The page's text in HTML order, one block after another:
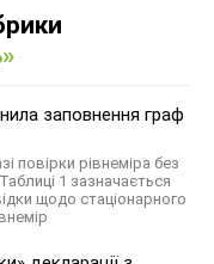
заповнення граф
повірки рівнеміра без
1 зазначається
щодо стаціонарного